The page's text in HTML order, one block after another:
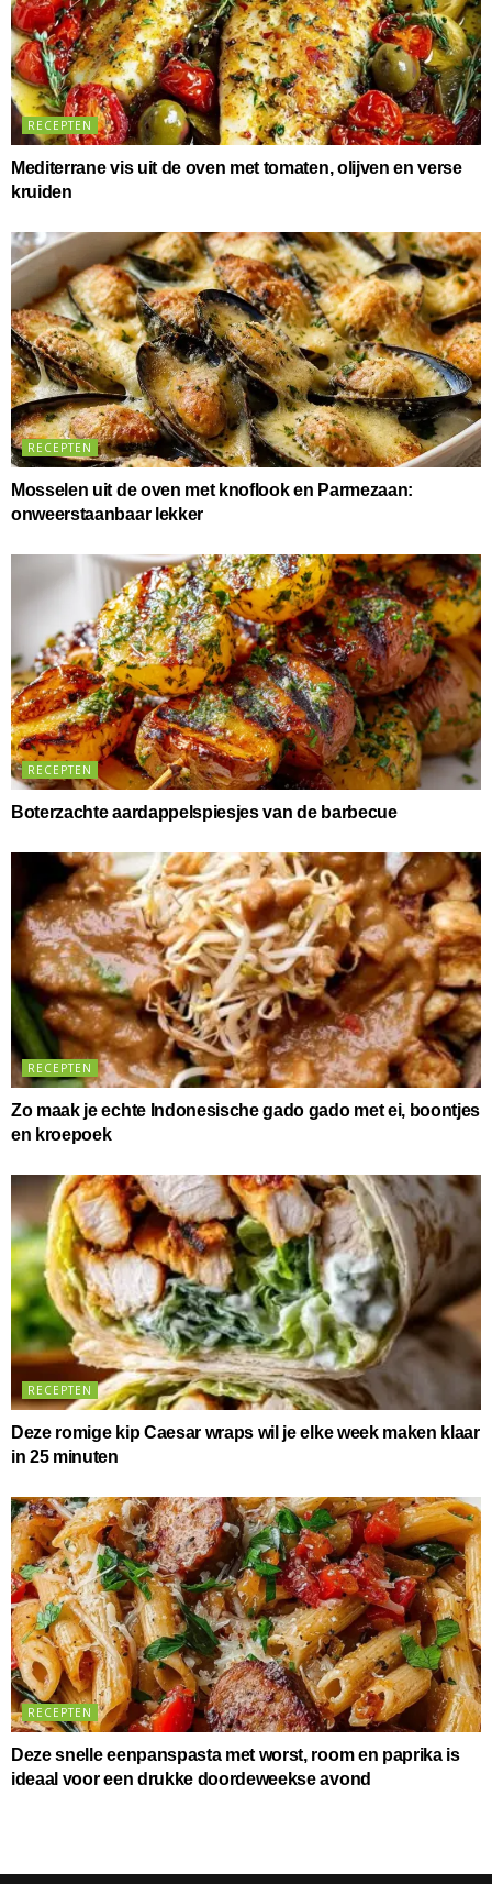
RECEPTEN
Mediterrane vis uit de oven met tomaten, olijven en verse
kruiden
RECEPTEN
Mosselen uit de oven met knoflook en Parmezaan:
onweerstaanbaar lekker
RECEPTEN
Boterzachte aardappelspiesjes van de barbecue
RECEPTEN
Zo maak je echte Indonesische gado gado met ei, boontjes
en kroepoek
RECEPTEN
Deze romige kip Caesar wraps wil je elke week maken klaar
in 25 minuten
RECEPTEN
Deze snelle eenpanspasta met worst, room en paprika is
ideaal voor een drukke doordeweekse avond